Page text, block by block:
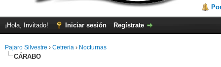
¡Hola, Invitado! Iniciar sesión Regístrate
Pajaro Silvestre › Cetreria › Nocturnas
CÁRABO